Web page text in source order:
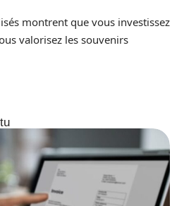
montrent que vous investissez
valorisez les souvenirs